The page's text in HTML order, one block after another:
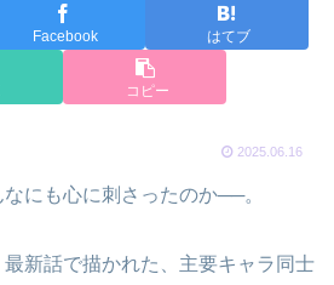
Facebook はてブ
コピー
2025.06.16
にも心に刺さったのか──。
新話で描かれた、主要キャラ同士